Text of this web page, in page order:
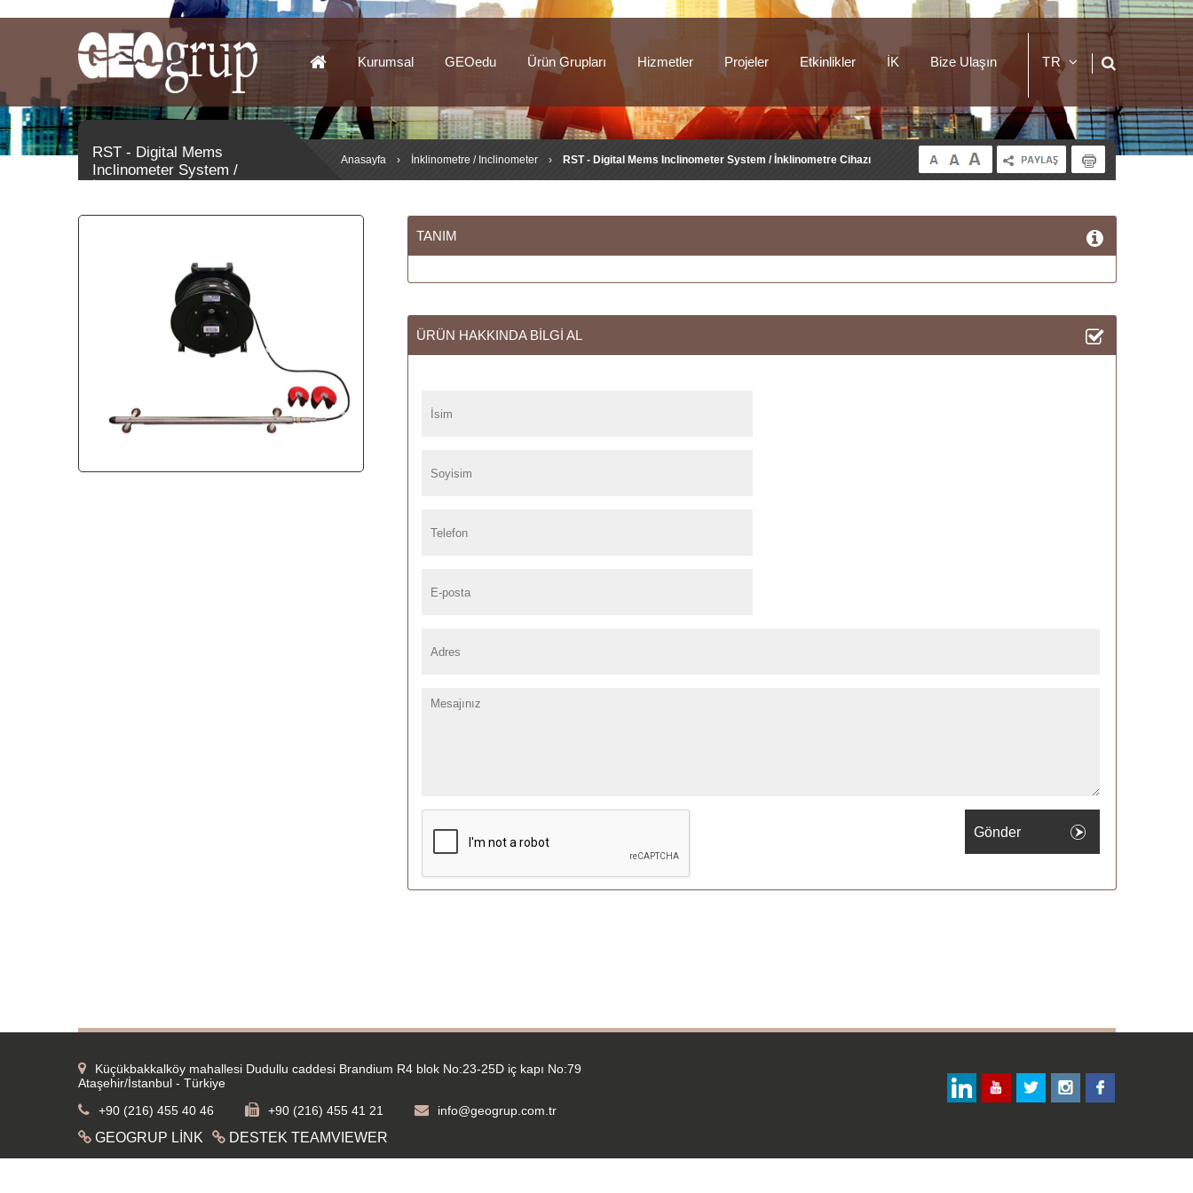
TR
EN
Kurumsal GEOedu Ürün Grupları Hizmetler Projeler Etkinlikler İK Bize Ulaşın
RST - Digital Mems
Inclinometer System /
Anasayfa › İnklinometre / Inclinometer › RST - Digital Mems Inclinometer System / İnklinometre Cihazı
TANIM
ÜRÜN HAKKINDA BİLGİ AL
Küçükbakkalköy mahallesi Dudullu caddesi Brandium R4 blok No:23-25D iç kapı No:79
Ataşehir/İstanbul - Türkiye
+90 (216) 455 40 46
+90 (216) 455 41 21 info@geogrup.com.tr
GEOGRUP LİNK DESTEK TEAMVIEWER